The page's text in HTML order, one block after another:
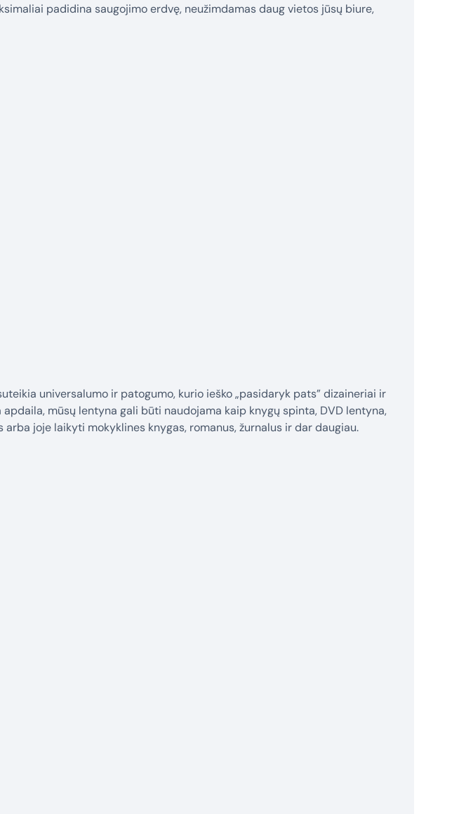
padidina saugojimo erdvę, neužimdamas daug vietos jūsų biure,
universalumo ir patogumo, kurio ieško „pasidaryk pats” dizaineriai ir
mūsų lentyna gali būti naudojama kaip knygų spinta, DVD lentyna,
joje laikyti mokyklines knygas, romanus, žurnalus ir dar daugiau.